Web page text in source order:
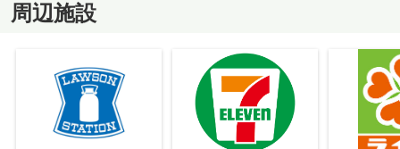
周辺施設